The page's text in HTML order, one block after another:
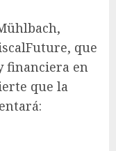
que
financiera en
que la